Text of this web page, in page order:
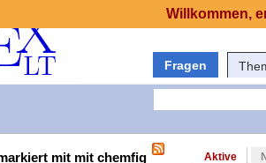
Fragen
mit mit chemfig Aktive
Willkommen,